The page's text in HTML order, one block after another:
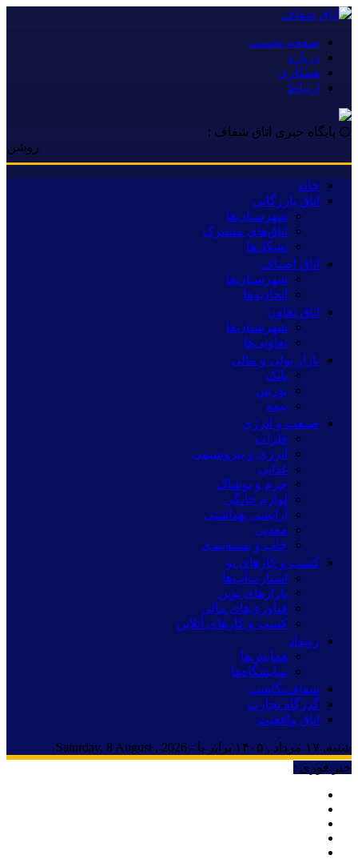
صفحه نخست
درباره
همکاری
ارتباط
۞ پایگاه خبری اتاق شفاف :
روشن تر
خانه
اتاق بازرگانی
شهرستان‌ها
اتاق‌های مشترک
تشکل‌ها
اتاق اصناف
شهرستان‌ها
اتحادیه‌ها
اتاق تعاون
شهرستان‌ها
تعاونی‌ها
بازار پولی و مالی
بانک
بورس
بیمه
صنعت و انرژی
فلزات
انرژی و پتروشیمی
غذایی
چرم و پوشاک
لوازم خانگی
آرایشی بهداشتی
معدنی
چاپ و بسته‌بندی
کسب و کارهای نو
استارت‌آپ‌ها
بازارهای نوین
فناوری‌های مالی
کسب و کارهای آنلاین
رویداد
همایش‌ها
نمایشگاه‌ها
شفاف‌نگاشت
گذرگاه تجارت
اتاق واقعیت
شنبه, ۱۷ مرداد , ۱۴۰۵ برابر با - Saturday, 8 August , 2026
خبر فوری :